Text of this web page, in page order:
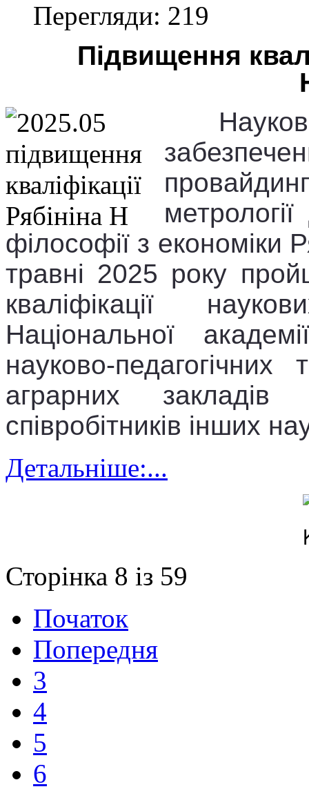
Перегляди: 219
Підвищення
філософії з економіки
травні 2025 року
кваліфікації
Національної
науково-педагогічних
аграрних
співробітників інших
Детальніше:...
Сторінка 8 із 59
Початок
Попередня
3
4
5
6